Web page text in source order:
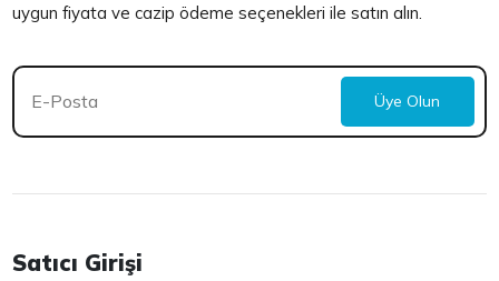
uygun fiyata ve cazip ödeme seçenekleri ile satın alın.
Üye Olun
Satıcı Girişi